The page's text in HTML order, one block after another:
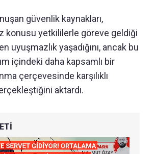
güvenlik kaynakları,
konusu yetkililerle göreve geldiği
uyuşmazlık yaşadığını, ancak bu
içindeki daha kapsamlı bir
çerçevesinde karşılıklı
aktardı.